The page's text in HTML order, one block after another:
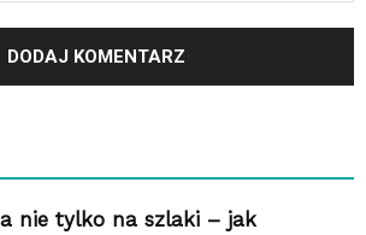
nie tylko na szlaki – jak